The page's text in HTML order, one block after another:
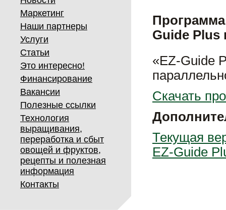
Маркетинг
Наши партнеры
Услуги
Статьи
Это интересно!
Финансирование
Вакансии
Полезные ссылки
Технология
выращивания,
переработка и сбыт
овощей и фруктов,
рецепты и полезная
информация
Контакты
Guide Plus
«EZ-Guide
Скачать
Текущая
EZ-Guide